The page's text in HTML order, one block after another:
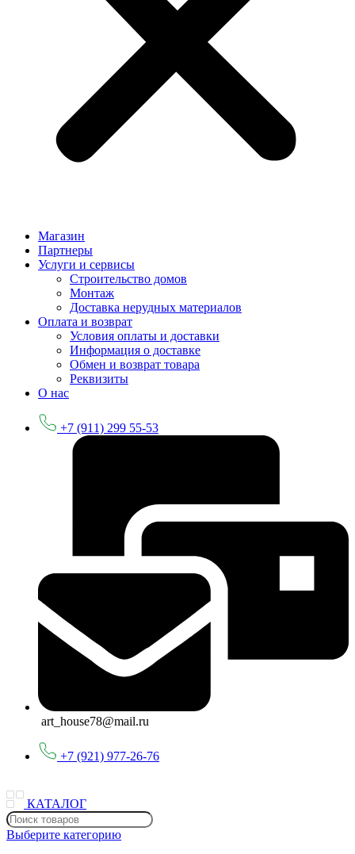
Магазин
Партнеры
Услуги и сервисы
Строительство домов
Монтаж
Доставка нерудных материалов
Оплата и возврат
Условия оплаты и доставки
Информация о доставке
Обмен и возврат товара
Реквизиты
О нас
+7 (911) 299 55-53
art_house78@mail.ru
+7 (921) 977-26-76
КАТАЛОГ
Выберите категорию